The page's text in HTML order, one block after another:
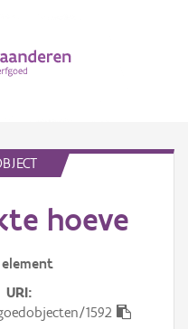
hoeve
element
URI
1592